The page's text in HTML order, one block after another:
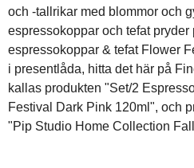
och -tallrikar med blommor och
espressokoppar och tefat
espressokoppar & tefat Flower
i presentlåda, hitta det här på
kallas produkten "Set/2
Festival Dark Pink 120ml", och
"Pip Studio Home Collection